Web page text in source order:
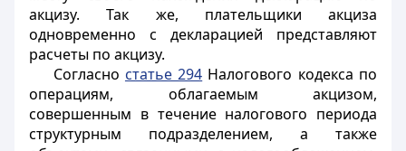
акцизу. Так же, плательщики акциза
одновременно с декларацией представляют
расчеты по акцизу.
Согласно статье 294 Налогового кодекса по
операциям, облагаемым акцизом,
совершенным в течение налогового периода
структурным подразделением, а также